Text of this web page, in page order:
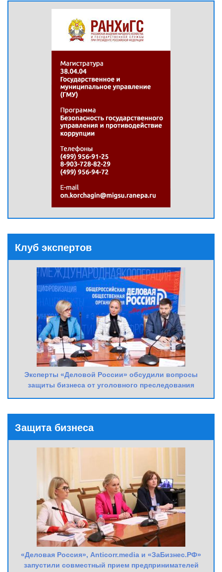
Клуб экспертов
Эксперты «Деловой России» обсудили вопросы
защиты бизнеса от уголовного преследования
Защита бизнеса
«Деловая Россия», Anticorr.media и «ЗаБизнес.РФ»
запустили совместный прием предпринимателей